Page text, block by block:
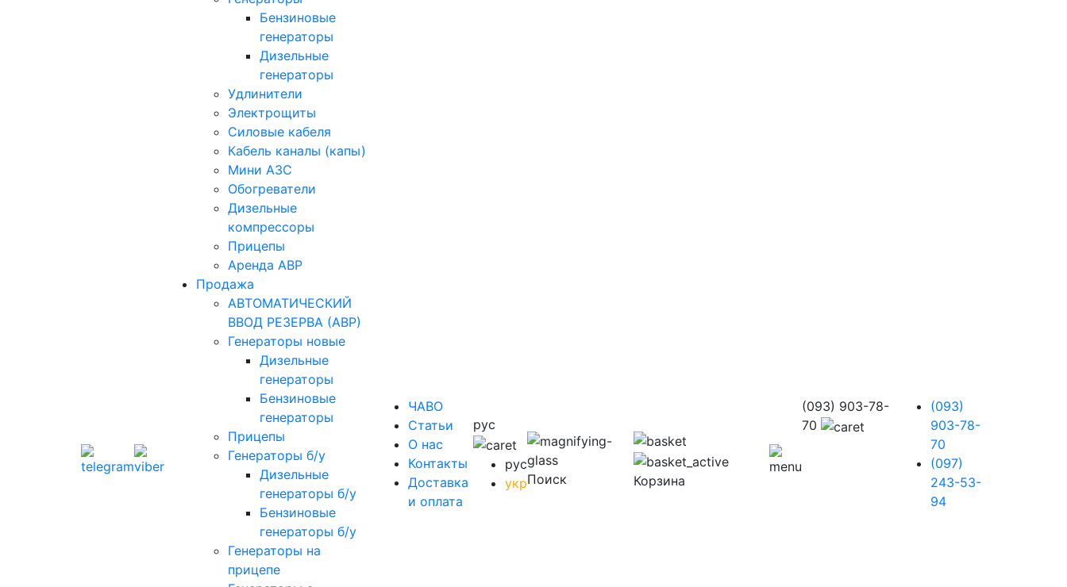
Бензиновые
генераторы
Дизельные
генераторы
Удлинители
Электрощиты
Силовые кабеля
Кабель каналы (капы)
Мини АЗС
Обогреватели
Дизельные
компрессоры
Прицепы
Аренда АВР
Продажа
АВТОМАТИЧЕСКИЙ
ВВОД РЕЗЕРВА (АВР)
Генераторы новые
Дизельные
генераторы
Бензиновые
генераторы
Прицепы
Генераторы б/у
Дизельные
генераторы б/у
Бензиновые
генераторы б/у
Генераторы на
прицепе
ЧАВО
Cтатьи
O нас
Контакты
Доставка
и оплата
рус
рус
укрПоиск Корзина
(093) 903-78-
70
(093)
903-78-
70
(097)
243-53-
94